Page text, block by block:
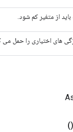
از متغیر کم شود.
های اختیاری را حمل می
()